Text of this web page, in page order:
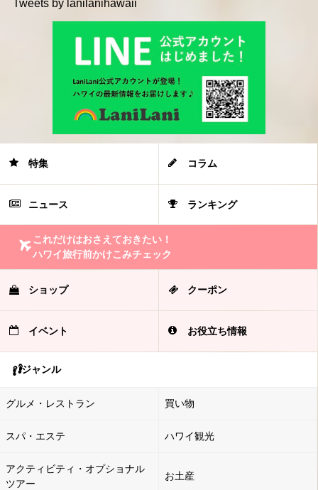
Tweets by lanilanihawaii
特集 コラム
ニュース ランキング
これだけはおさえておきたい！
ハワイ旅行前かけこみチェック
ショップ クーポン
イベント お役立ち情報
ジャンル
グルメ・レストラン 買い物
スパ・エステ ハワイ観光
アクティビティ・オプショナル
ツアー
お土産